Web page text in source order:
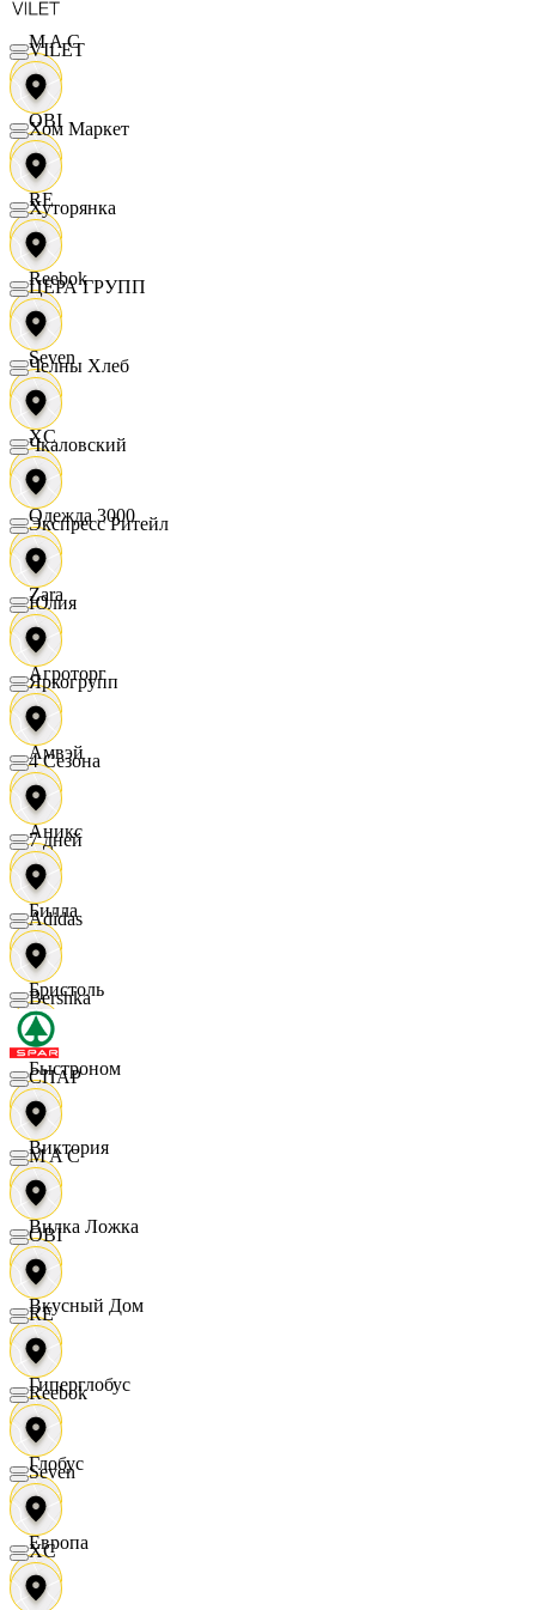
M A C
OBI
RE
Reebok
Seven
XC
Одежда 3000
Zara
Агроторг
Амвэй
Аникс
Билла
Бристоль
Быстроном
Виктория
Вилка Ложка
Вкусный Дом
Гиперглобус
Глобус
Европа
VILET
Хом Маркет
Хуторянка
ЦЕРА ГРУПП
Челны Хлеб
Чкаловский
Экспресс Ритейл
Юлия
Яркогрупп
4 Сезона
7 дней
Adidas
Bershka
СПАР
M A C
OBI
RE
Reebok
Seven
XC